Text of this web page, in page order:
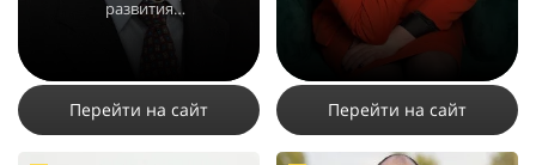
развития
сверхспособностей.
Перейти на сайт
11234 30
Перейти на сайт